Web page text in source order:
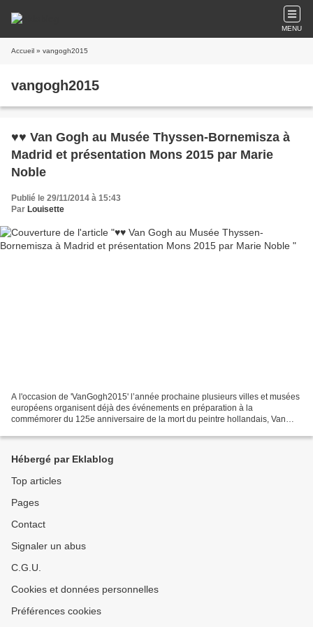
MENU
Accueil » vangogh2015
vangogh2015
♥♥ Van Gogh au Musée Thyssen-Bornemisza à
Madrid et présentation Mons 2015 par Marie
Noble
Publié le 29/11/2014 à 15:43
Par Louisette
A l'occasion de 'VanGogh2015' l’année prochaine plusieurs villes et musées
européens organisent déjà des événements en préparation à la
commémorer du 125e anniversaire de la mort du peintre hollandais, Van
Hébergé par Eklablog
Top articles
Pages
Contact
Signaler un abus
C.G.U.
Cookies et données personnelles
Préférences cookies